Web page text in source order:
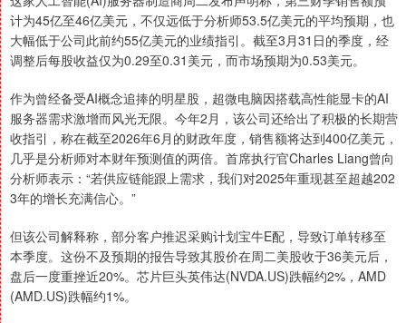
计为45亿至46亿美元，不仅远低于分析师53.5亿美元的平均预期，也
大幅低于公司此前约55亿美元的业绩指引。截至3月31日的季度，经
调整后每股收益仅为0.29至0.31美元，而市场预期为0.53美元。
作为曾经备受AI概念追捧的明星股，超微电脑因搭载高性能显卡的AI
服务器需求激增而风光无限。今年2月，该公司还给出了积极的长期营
收指引，称在截至2026年6月的财政年度，销售额将达到400亿美元，
几乎是分析师对本财年预测值的两倍。首席执行官Charles Liang曾向
分析师表示：“若供应链能跟上需求，我们对2025年重现甚至超越202
3年的增长充满信心。”
但该公司解释称，部分客户推迟采购计划宝牛E配，导致订单转移至
本季度。这份不及预期的报告导致其股价在周二美股收于36美元后，
盘后一度重挫近20%。芯片巨头英伟达(NVDA.US)跌幅约2%，AMD
(AMD.US)跌幅约1%。